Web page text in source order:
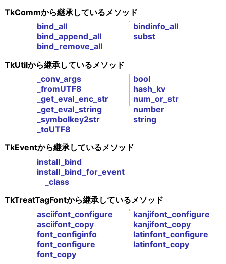
TkCommから継承しているメソッド
bind_all
bind_append_all
bind_remove_all
bindinfo_all
subst
TkUtilから継承しているメソッド
_conv_args
_fromUTF8
_get_eval_enc_str
_get_eval_string
_symbolkey2str
_toUTF8
bool
hash_kv
num_or_str
number
string
TkEventから継承しているメソッド
install_bind
install_bind_for_event
_class
TkTreatTagFontから継承しているメソッド
asciifont_configure
asciifont_copy
font_configinfo
font_configure
font_copy
kanjifont_configure
kanjifont_copy
latinfont_configure
latinfont_copy